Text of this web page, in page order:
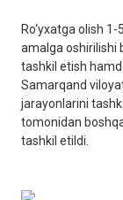
Ro‘yxatga olish
amalga oshirilishi
tashkil etish
Samarqand
jarayonlarini
tomonidan
tashkil etildi.